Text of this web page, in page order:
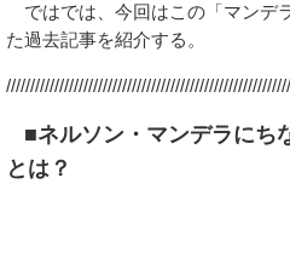
ではでは、今回はこの「マンデ
た過去記事を紹介する。
■ネルソン・マンデラにち
とは？